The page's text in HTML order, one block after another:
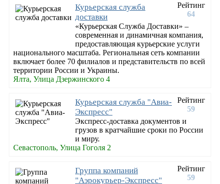
Рейтинг
64
Курьерская служба
доставки
«Курьерская Служба Доставки» –
современная и динамичная компания,
предоставляющая курьерские услуги
национального масштаба. Региональная сеть компании
включает более 70 филиалов и представительств по всей
территории России и Украины.
Ялта, Улица Дзержинского 4
Рейтинг
59
Курьерская служба "Авиа-
Экспресс"
Экспресс-доставка документов и
грузов в кратчайшие сроки по России
и миру.
Севастополь, Улица Гоголя 2
Рейтинг
59
Группа компаний
"Аэрокурьер-Экспресс"